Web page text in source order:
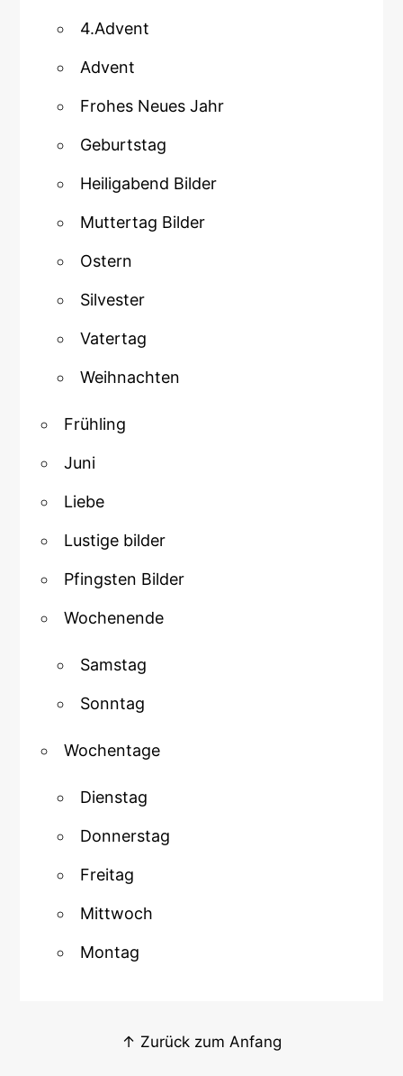
4.Advent
Advent
Frohes Neues Jahr
Geburtstag
Heiligabend Bilder
Muttertag Bilder
Ostern
Silvester
Vatertag
Weihnachten
Frühling
Juni
Liebe
Lustige bilder
Pfingsten Bilder
Wochenende
Samstag
Sonntag
Wochentage
Dienstag
Donnerstag
Freitag
Mittwoch
Montag
↑ Zurück zum Anfang